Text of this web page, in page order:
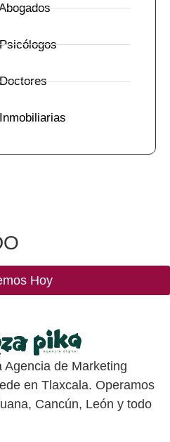
Hoy
Agencia de Marketing
en Tlaxcala. Operamos
Cancún, León y todo